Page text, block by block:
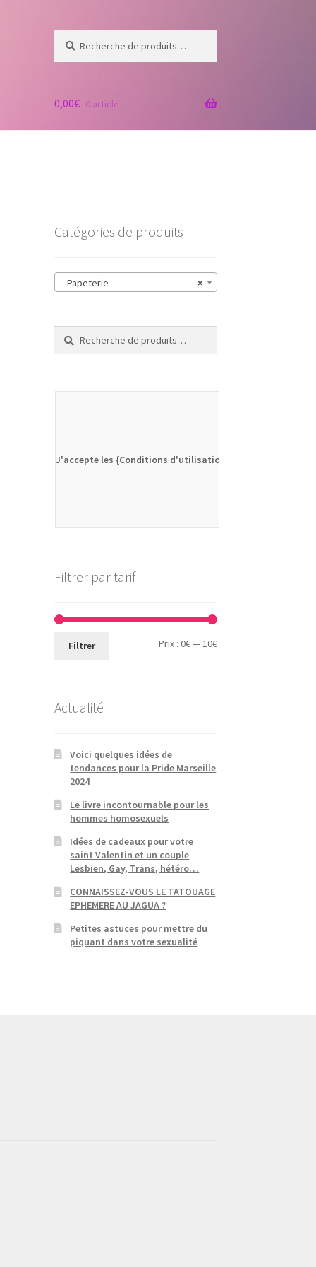
pour :
0,00€ 0 article
Catégories de produits
×
Papeterie
Recherche
pour :
Recherche
J'accepte les {Conditions d'utilisation}
Filtrer par tarif
Prix
Prix
Filtrer Prix : 0€—10€
Actualité
Voici quelques idées de
tendances pour la Pride Marseille
2024
Le livre incontournable pour les
hommes homosexuels
Idées de cadeaux pour votre
saint Valentin et un couple
Lesbien, Gay, Trans, hétéro…
CONNAISSEZ-VOUS LE TATOUAGE
EPHEMERE AU JAGUA ?
Petites astuces pour mettre du
piquant dans votre sexualité